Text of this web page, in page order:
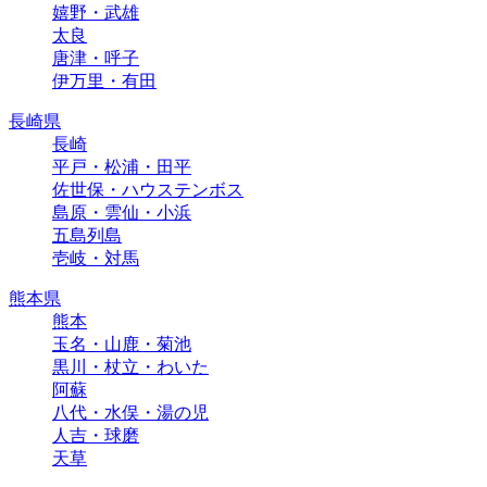
嬉野・武雄
太良
唐津・呼子
伊万里・有田
長崎県
長崎
平戸・松浦・田平
佐世保・ハウステンボス
島原・雲仙・小浜
五島列島
壱岐・対馬
熊本県
熊本
玉名・山鹿・菊池
黒川・杖立・わいた
阿蘇
八代・水俣・湯の児
人吉・球磨
天草